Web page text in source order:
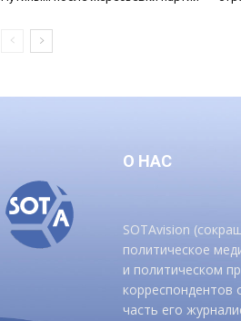
О НАС
SOTAvision
политическое
и политическом
корреспондентов
часть его